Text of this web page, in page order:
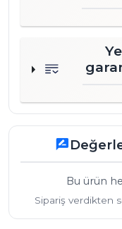
rate_review
Bu ürün
Sipariş verdikten